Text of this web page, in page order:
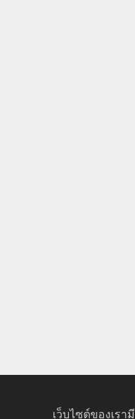
เว็บไซต์ของเร